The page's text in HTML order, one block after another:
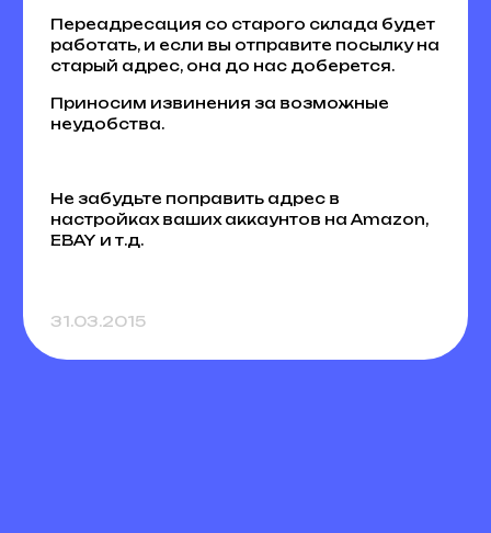
Переадресация со старого склада будет
работать, и если вы отправите посылку на
старый адрес, она до нас доберется.
Приносим извинения за возможные
неудобства.
Не забудьте поправить адрес в
настройках ваших аккаунтов на Amazon,
EBAY и т.д.
31.03.2015